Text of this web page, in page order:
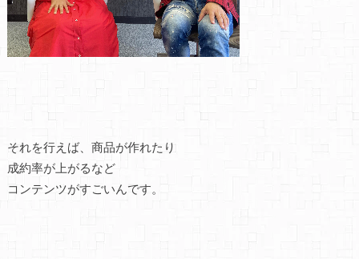
それを行えば、商品が作れたり
成約率が上がるなど
コンテンツがすごいんです。